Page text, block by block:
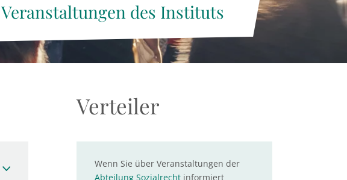
Veranstaltungen des Instituts
Verteiler
Wenn Sie über Veranstaltungen der
Abteilung Sozialrechtinformiert